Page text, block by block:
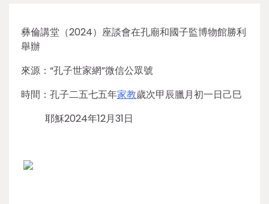
彝倫講堂（2024）座談會在孔廟和國子監博物館勝利
舉辦
來源：“孔子世家網”微信公眾號
時間：孔子二五七五年家教歲次甲辰臘月初一日己巳
耶穌2024年12月31日